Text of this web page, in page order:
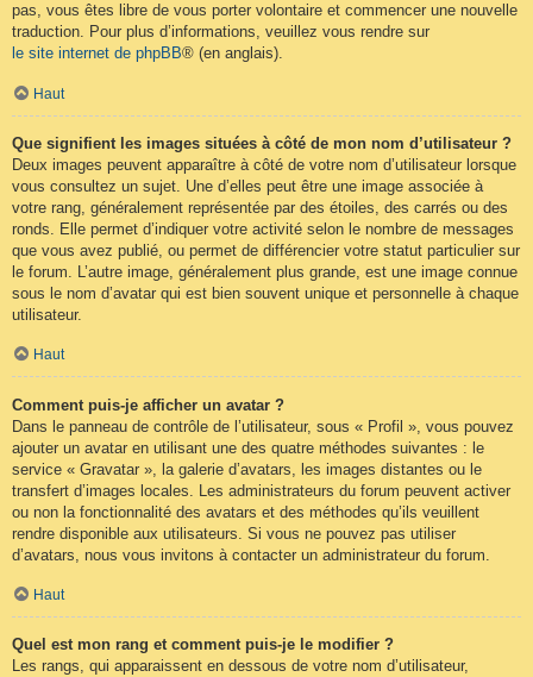
pas, vous êtes libre de vous porter volontaire et commencer une nouvelle
traduction. Pour plus d’informations, veuillez vous rendre sur
le site internet de phpBB® (en anglais).
Haut
Que signifient les images situées à côté de mon nom d’utilisateur ?
Deux images peuvent apparaître à côté de votre nom d’utilisateur lorsque
vous consultez un sujet. Une d’elles peut être une image associée à
votre rang, généralement représentée par des étoiles, des carrés ou des
ronds. Elle permet d’indiquer votre activité selon le nombre de messages
que vous avez publié, ou permet de différencier votre statut particulier sur
le forum. L’autre image, généralement plus grande, est une image connue
sous le nom d’avatar qui est bien souvent unique et personnelle à chaque
utilisateur.
Haut
Comment puis-je afficher un avatar ?
Dans le panneau de contrôle de l’utilisateur, sous « Profil », vous pouvez
ajouter un avatar en utilisant une des quatre méthodes suivantes : le
service « Gravatar », la galerie d’avatars, les images distantes ou le
transfert d’images locales. Les administrateurs du forum peuvent activer
ou non la fonctionnalité des avatars et des méthodes qu’ils veuillent
rendre disponible aux utilisateurs. Si vous ne pouvez pas utiliser
d’avatars, nous vous invitons à contacter un administrateur du forum.
Haut
Quel est mon rang et comment puis-je le modifier ?
Les rangs, qui apparaissent en dessous de votre nom d’utilisateur,